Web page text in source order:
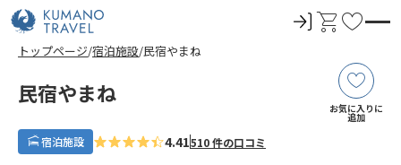
ロ カ お
に
入
り
トップページ 宿泊施設 民宿やまね
民宿やまね
お気に入りに
追加
宿泊施設 4.41510 件の口コミ